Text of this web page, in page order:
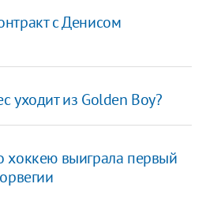
с Денисом
уходит из Golden Boy?
хоккею выиграла первый